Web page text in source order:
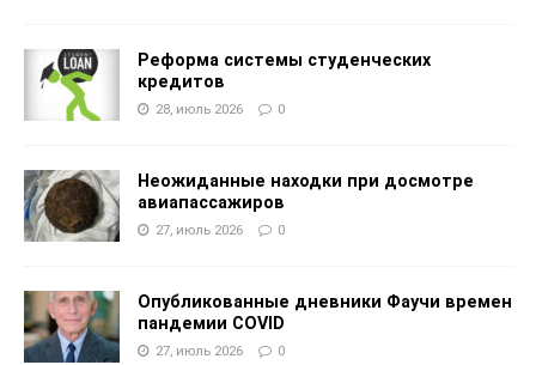
Реформа системы студенческих
кредитов
28, июль 2026 0
Неожиданные находки при досмотре
авиапассажиров
27, июль 2026 0
Опубликованные дневники Фаучи времен
пандемии COVID
27, июль 2026 0